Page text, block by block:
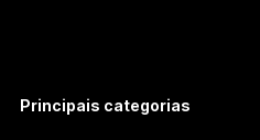
Principais categorias